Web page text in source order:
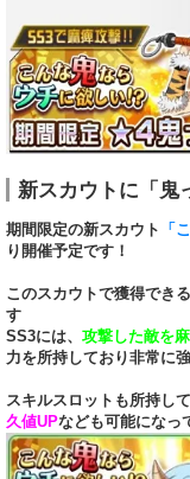
新スカウトに「鬼
期間限定の新スカウト 「
り開催予定です！
このスカウトで獲得でき
す
SS3には、 攻撃した敵を
力を所持しており非常に強
スキルスロットも所持して
久値UPなども可能になっ